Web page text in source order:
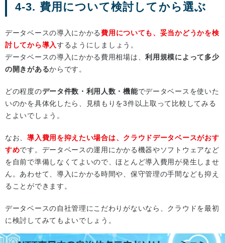
4-3. 費用について検討してから選ぶ
データベースの導入にかかる費用についても、妥当かどうかを検
討してから導入するようにしましょう。
データベースの導入にかかる費用相場は、利用規模によって多少
の開きがあるからです。
どの程度のデータ件数・利用人数・機能でデータベースを使いた
いのかを具体化したら、見積もりを3件以上取って比較してみる
とよいでしょう。
なお、導入費用を抑えたい場合は、クラウドデータベースがおす
すめです。データベースの運用にかかる機器やソフトウェアなど
を自前で準備しなくてよいので、ほとんど導入費用が発生しませ
ん。あわせて、導入にかかる時間や、保守管理の手間なども抑え
ることができます。
データベースの自社管理にこだわりがないなら、クラウドを最初
に検討してみてもよいでしょう。